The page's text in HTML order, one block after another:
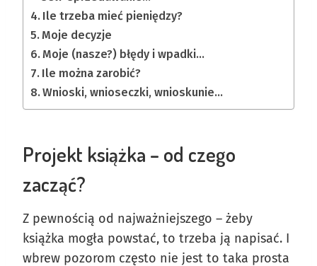
Ile trzeba mieć pieniędzy?
Moje decyzje
Moje (nasze?) błędy i wpadki…
Ile można zarobić?
Wnioski, wnioseczki, wnioskunie…
Projekt książka – od czego
zacząć?
Z pewnością od najważniejszego – żeby
książka mogła powstać, to trzeba ją napisać. I
wbrew pozorom często nie jest to taka prosta